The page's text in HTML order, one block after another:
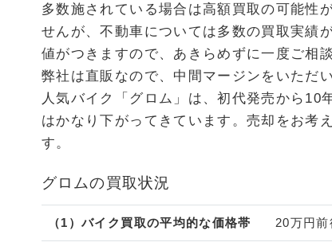
多数施されている場合は高額買取の可能性
せんが、不動車については多数の買取実績
値がつきますので、あきらめずに一度ご相
弊社は直販なので、中間マージンをいただ
人気バイク「グロム」は、初代発売から10
はかなり下がってきています。売却をお考
す。
グロムの買取状況
（1）バイク買取の平均的な価格帯 20万円前